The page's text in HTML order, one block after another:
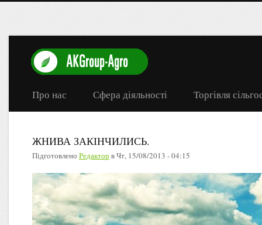
Про нас Сфера діяльності Торгівля
ЖНИВА ЗАКІНЧИЛИСЬ.
Підготовлено Редактор вЧт, 15/08/2013 - 04:15